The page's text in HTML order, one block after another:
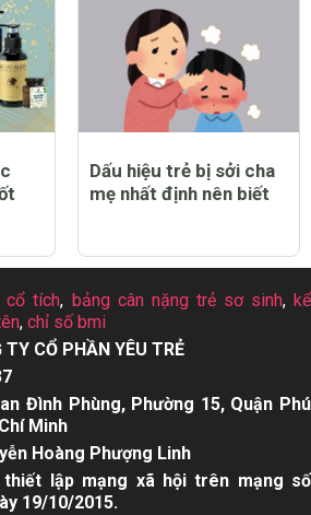
Dấu hiệu trẻ bị sởi cha
mẹ nhất định nên biết
cổ tích, bảng cân nặng trẻ sơ sinh,kể
, chỉ số bmi
TY CỔ PHẦN YÊU TRẺ
Đình Phùng, Phường 15, Quận Phú
Minh
Hoàng Phượng Linh
thiết lập mạng xã hội trên mạng số
19/10/2015.